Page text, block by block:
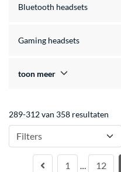
Bluetooth headsets
Gaming headsets
toon meer
289-312 van 358 resultaten
Filters
1 … 12